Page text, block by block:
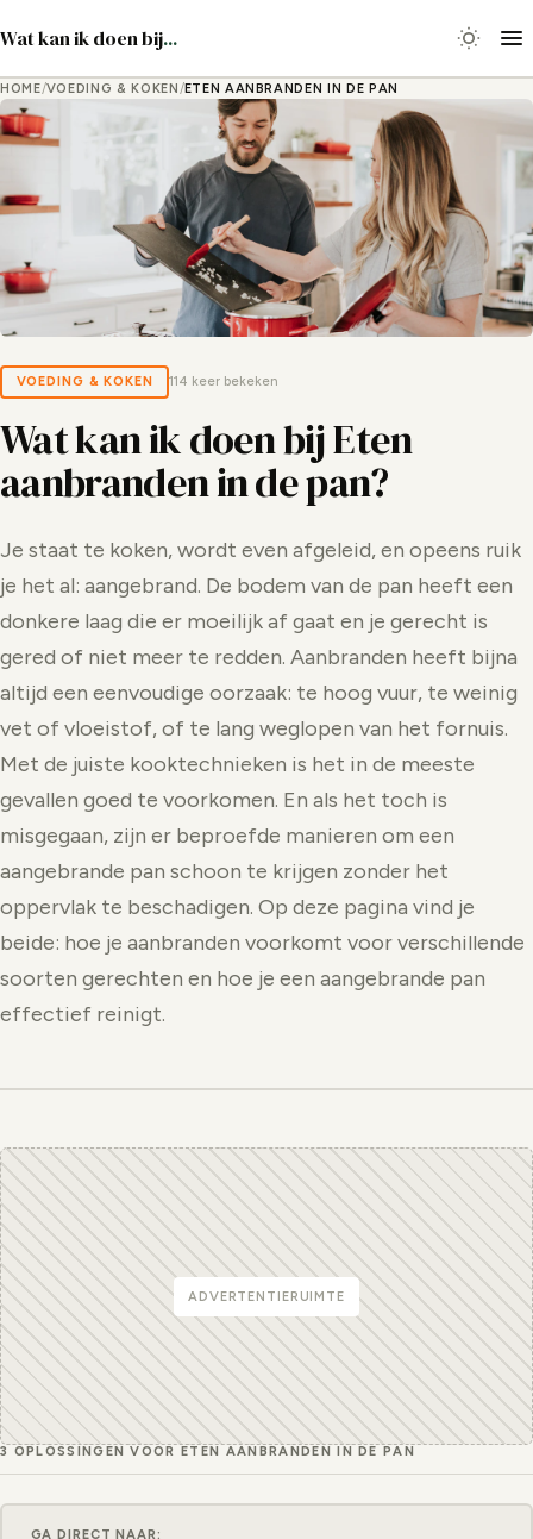
Wat kan ik doen bij...
HOME/VOEDING & KOKEN /ETEN AANBRANDEN IN DE PAN
VOEDING & KOKEN 114 keer bekeken
Wat kan ik doen bij Eten
aanbranden in de pan?
Je staat te koken, wordt even afgeleid, en opeens ruik
je het al: aangebrand. De bodem van de pan heeft een
donkere laag die er moeilijk af gaat en je gerecht is
gered of niet meer te redden. Aanbranden heeft bijna
altijd een eenvoudige oorzaak: te hoog vuur, te weinig
vet of vloeistof, of te lang weglopen van het fornuis.
Met de juiste kooktechnieken is het in de meeste
gevallen goed te voorkomen. En als het toch is
misgegaan, zijn er beproefde manieren om een
aangebrande pan schoon te krijgen zonder het
oppervlak te beschadigen. Op deze pagina vind je
beide: hoe je aanbranden voorkomt voor verschillende
soorten gerechten en hoe je een aangebrande pan
effectief reinigt.
ADVERTENTIERUIMTE
3 OPLOSSINGEN VOOR ETEN AANBRANDEN IN DE PAN
GA DIRECT NAAR: